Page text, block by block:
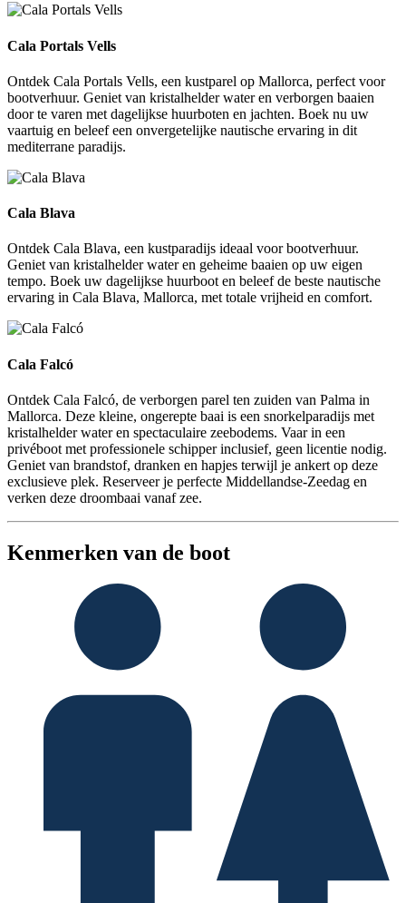
Cala Portals Vells
Cala Portals Vells
Ontdek Cala Portals Vells, een kustparel op Mallorca, perfect voor
bootverhuur. Geniet van kristalhelder water en verborgen baaien
door te varen met dagelijkse huurboten en jachten. Boek nu uw
vaartuig en beleef een onvergetelijke nautische ervaring in dit
mediterrane paradijs.
Cala Blava
Cala Blava
Ontdek Cala Blava, een kustparadijs ideaal voor bootverhuur.
Geniet van kristalhelder water en geheime baaien op uw eigen
tempo. Boek uw dagelijkse huurboot en beleef de beste nautische
ervaring in Cala Blava, Mallorca, met totale vrijheid en comfort.
Cala Falcó
Cala Falcó
Ontdek Cala Falcó, de verborgen parel ten zuiden van Palma in
Mallorca. Deze kleine, ongerepte baai is een snorkelparadijs met
kristalhelder water en spectaculaire zeebodems. Vaar in een
privéboot met professionele schipper inclusief, geen licentie nodig.
Geniet van brandstof, dranken en hapjes terwijl je ankert op deze
exclusieve plek. Reserveer je perfecte Middellandse-Zeedag en
verken deze droombaai vanaf zee.
Kenmerken van de boot